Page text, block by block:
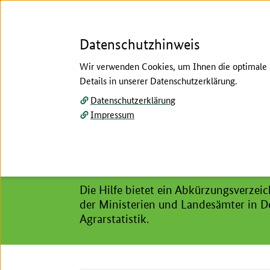
Menü
Die Hilfe bietet ein
der Ministerien und Landesämter in
Agrarstatistik.
Datenschutzhinweis
Wir verwenden Cookies, um Ihnen die
Details in unserer Datenschutzerklärung.
Datenschutzerklärung
Impressum